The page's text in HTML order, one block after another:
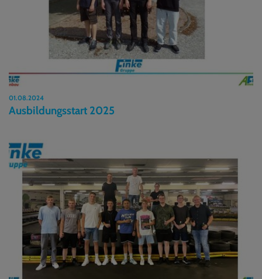
01.08.2024
Ausbildungsstart 2025